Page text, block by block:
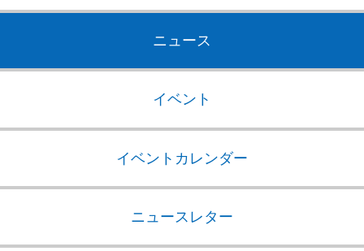
ニュース
イベント
イベントカレンダー
ニュースレター